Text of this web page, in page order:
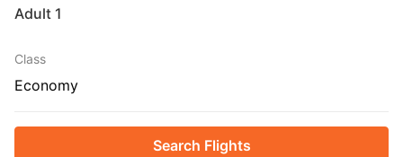
1 Adult
Class
Economy